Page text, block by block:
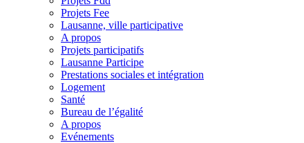
Projets Fee
Lausanne, ville participative
A propos
Projets participatifs
Lausanne Participe
Prestations sociales et intégration
Logement
Santé
Bureau de l’égalité
A propos
Evénements